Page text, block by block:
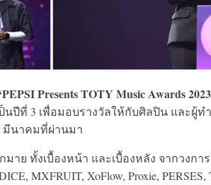
‘PEPSI Presents TOTY Music Awards
ปีที่ 3 เพื่อมอบรางวัลให้กับศิลปิน และผู้ท
มีนาคมที่ผ่านมา
าย ทั้งเบื้องหน้า และเบื้องหลัง จากวงการ
MXFRUIT, XoFlow, Proxie,